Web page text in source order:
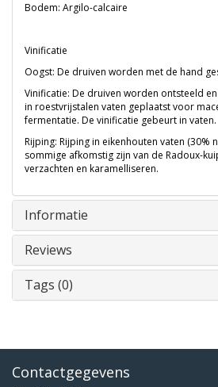
Bodem: Argilo-calcaire
Vinificatie
Oogst: De druiven worden met de hand
Vinificatie: De druiven worden ontsteeld
in roestvrijstalen vaten geplaatst voor
fermentatie. De vinificatie gebeurt in vaten.
Rijping: Rijping in eikenhouten vaten (30%
sommige afkomstig zijn van de Radoux-
verzachten en karamelliseren.
Informatie
Reviews
Tags (0)
Contactgegevens